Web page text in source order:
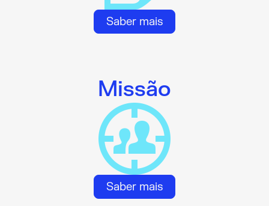
Saber mais
Missão
Saber mais